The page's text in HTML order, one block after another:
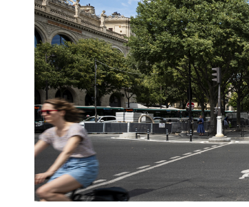
« Double murder », Hofesh Shechter, le
théâtre du Châtelet, Paris
13 octobre 2021
Dans "Coup de cœur"
«
8
À propos de l'auteur